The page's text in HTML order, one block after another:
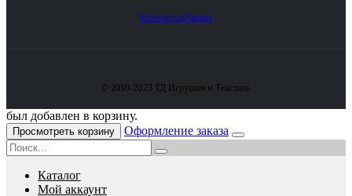
КонтактыАкции
© 2010-2023 ТД Игрушки и Текстиль
был добавлен в корзину.
Просмотреть корзину Оформление заказа
Каталог
Мой аккаунт